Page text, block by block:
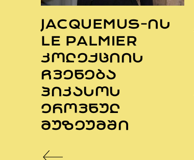
JACQUEMUS-ᲘᲡ
LE PALMIER
ᲙᲝᲚᲔᲥᲪᲘᲘᲡ
ᲩᲕᲔᲜᲔᲑᲐ
ᲞᲘᲙᲐᲡᲝᲡ
ᲔᲠᲝᲕᲜᲣᲚ
ᲛᲣᲖᲔᲣᲛᲨᲘ